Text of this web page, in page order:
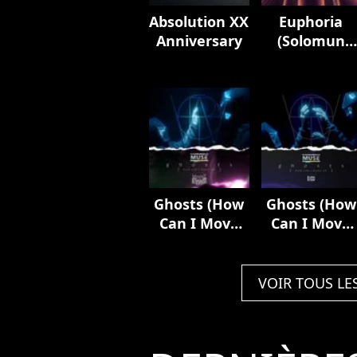
Absolution XX
Anniversary
Euphoria
(Solomun
Ghosts (How
Can I Move
Ghosts (How
Can I Move
Elisa]
VOIR TOUS